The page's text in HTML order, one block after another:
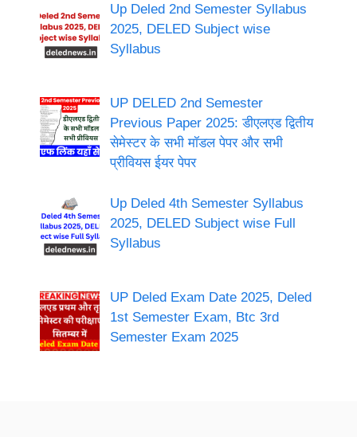
Up Deled 2nd Semester Syllabus
2025, DELED Subject wise
Syllabus
UP DELED 2nd Semester
Previous Paper 2025: डीएलएड द्वितीय
सेमेस्टर के सभी मॉडल पेपर और सभी
प्रीवियस ईयर पेपर
Up Deled 4th Semester Syllabus
2025, DELED Subject wise Full
Syllabus
UP Deled Exam Date 2025, Deled
1st Semester Exam, Btc 3rd
Semester Exam 2025